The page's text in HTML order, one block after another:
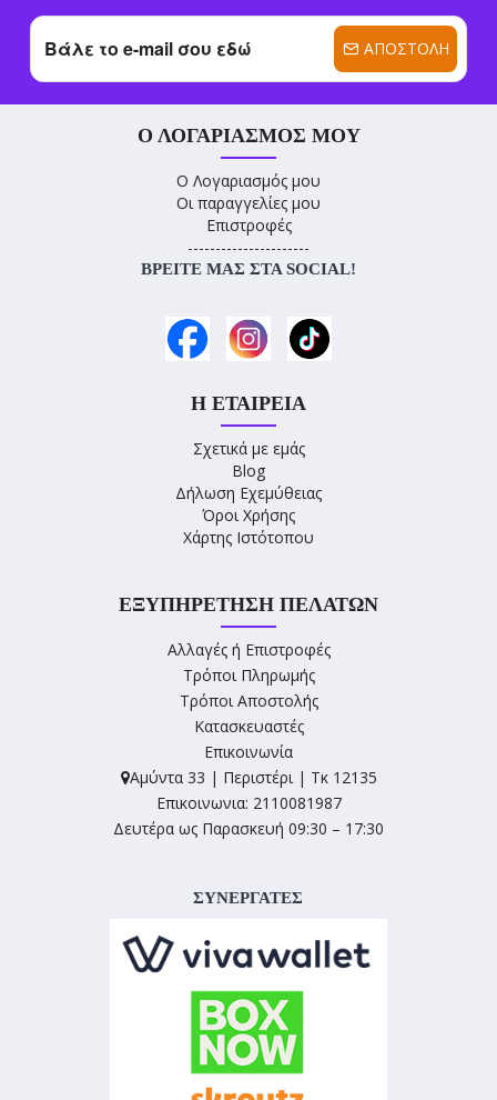
ΑΠΟΣΤΟΛΉ
Ο ΛΟΓΑΡΙΑΣΜΌΣ ΜΟΥ
Ο Λογαριασμός μου
Οι παραγγελίες μου
Επιστροφές
----------------------
ΒΡΕΊΤΕ ΜΑΣ ΣΤΑ SOCIAL!
Η ΕΤΑΙΡΕΊΑ
Σχετικά με εμάς
Blog
Δήλωση Εχεμύθειας
Όροι Χρήσης
Χάρτης Ιστότοπου
ΕΞΥΠΗΡΈΤΗΣΗ ΠΕΛΑΤΏΝ
Αλλαγές ή Επιστροφές
Τρόποι Πληρωμής
Τρόποι Αποστολής
Κατασκευαστές
Επικοινωνία
Αμύντα 33 | Περιστέρι | Τκ 12135
Επικοινωνια: 2110081987
Δευτέρα ως Παρασκευή 09:30 – 17:30
ΣΥΝΕΡΓΑΤΕΣ